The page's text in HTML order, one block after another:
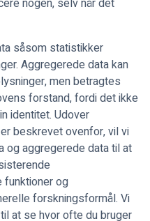
nogen, selv når det
såsom statistikker
Aggregerede data kan
men betragtes
forstand, fordi det ikke
identitet. Udover
beskrevet ovenfor, vil vi
og aggregerede data til at
funktioner og
forskningsformål. Vi
at se hvor ofte du bruger